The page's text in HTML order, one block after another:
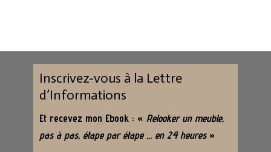
Inscrivez-vous à la Lettre
d’Informations
Et recevez mon Ebook : « Relooker un meuble,
pas à pas, étape par étape … en 24 heures »